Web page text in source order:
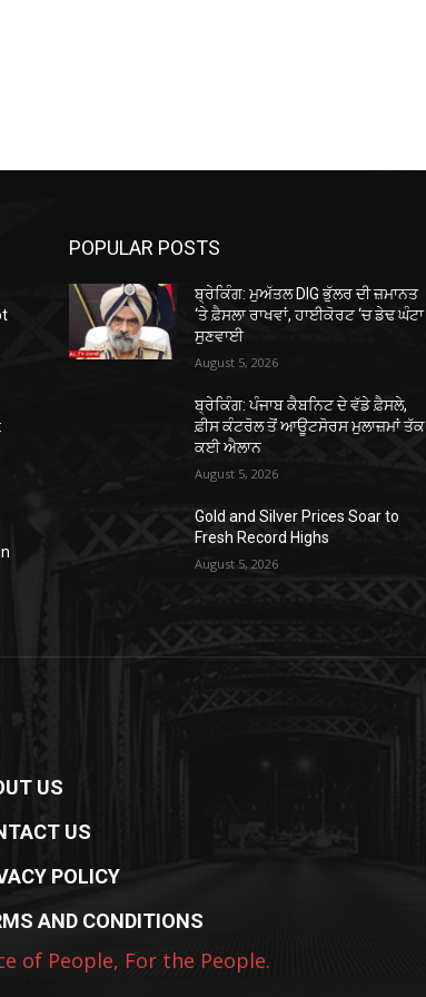
POPULAR POSTS
ਬ੍ਰੇਕਿੰਗ: ਮੁਅੱਤਲ DIG ਭੁੱਲਰ ਦੀ ਜ਼ਮਾਨਤ
‘ਤੇ ਫ਼ੈਸਲਾ ਰਾਖਵਾਂ, ਹਾਈਕੋਰਟ ‘ਚ ਡੇਢ ਘੰਟਾ
ਸੁਣਵਾਈ
August 5, 2026
ਬ੍ਰੇਕਿੰਗ: ਪੰਜਾਬ ਕੈਬਨਿਟ ਦੇ ਵੱਡੇ ਫ਼ੈਸਲੇ,
ਫ਼ੀਸ ਕੰਟਰੋਲ ਤੋਂ ਆਊਟਸੋਰਸ ਮੁਲਾਜ਼ਮਾਂ ਤੱਕ
ਕਈ ਐਲਾਨ
August 5, 2026
Gold and Silver Prices Soar to
Fresh Record Highs
August 5, 2026
US
US
POLICY
AND CONDITIONS
of People, For the People.